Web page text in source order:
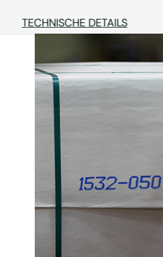
TECHNISCHE DETAILS